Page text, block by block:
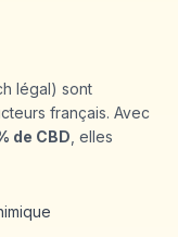
légal) sont
français. Avec
de CBD , elles